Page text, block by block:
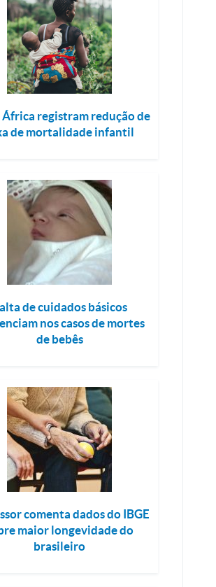
África registram redução de
de mortalidade infantil
de cuidados básicos
nos casos de mortes
de bebês
comenta dados do IBGE
maior longevidade do
brasileiro